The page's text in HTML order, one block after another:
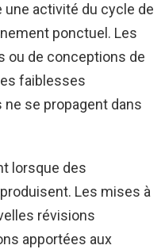
activité du cycle de
ponctuel. Les
ou de conceptions de
faiblesses
se propagent dans
lorsque des
Les mises à
révisions
apportées aux